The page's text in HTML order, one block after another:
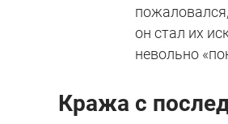
он стал их
невольно
Кража с